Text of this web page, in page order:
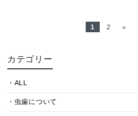
1 2 »
カテゴリー
ALL
虫歯について